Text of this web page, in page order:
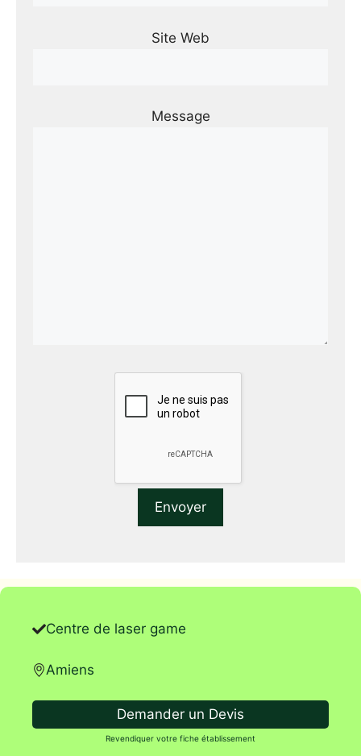
Site Web
Message
Centre de laser game
Amiens
Demander un Devis
Revendiquer votre fiche établissement